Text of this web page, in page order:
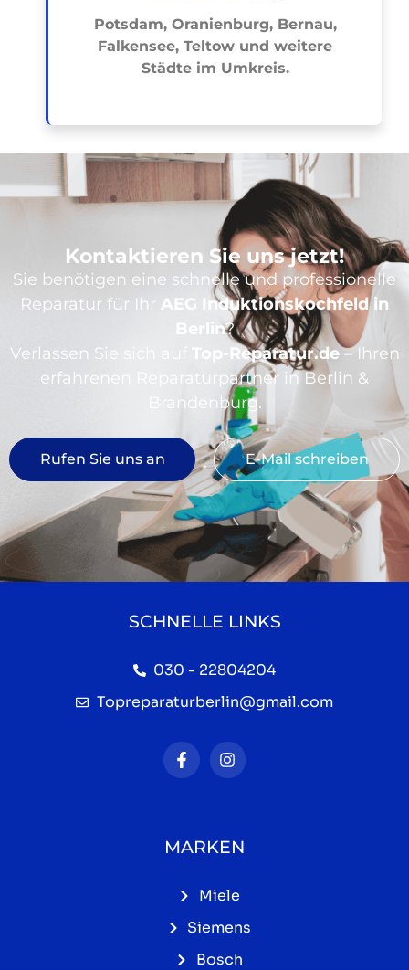
Potsdam, Oranienburg, Bernau,
Falkensee, Teltow und weitere
Städte im Umkreis.
Kontaktieren Sie uns jetzt!
Sie benötigen eine schnelle und professionelle
Reparatur für Ihr AEG Induktionskochfeld in
Berlin?
Verlassen Sie sich auf
Top-Reparatur.de– Ihren
erfahrenen Reparaturpartner in Berlin &
Brandenburg.
Rufen Sie uns an E-Mail schreiben
SCHNELLE LINKS
030 - 22804204
Topreparaturberlin@gmail.com
MARKEN
Miele
Siemens
Bosch